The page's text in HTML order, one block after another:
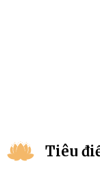
Tiêu